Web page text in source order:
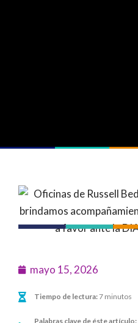
mayo 15, 2026
Tiempo de lectura:7 minutos
Palabras clave de éste artículo: